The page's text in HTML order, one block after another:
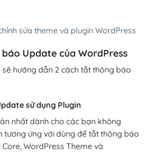
sửa theme và plugin WordPress
Update của WordPress
hướng dẫn 2 cách tắt thông báo
sử dụng Plugin
nhất dành cho các bạn không
tương ứng với dùng để tắt thông báo
WordPress Theme và